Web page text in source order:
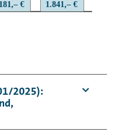
2025):